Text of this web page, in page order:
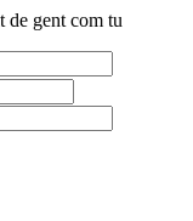
de gent com tu